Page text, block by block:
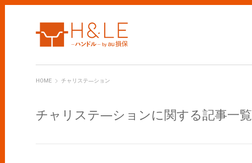
HOMEH&LEチャリステ―ション
チャリステ―ションに関する記事一覧